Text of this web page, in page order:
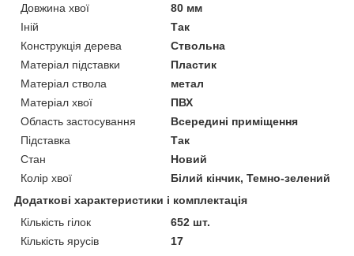
Довжина хвої
80 мм
Іній
Так
Конструкція дерева
Ствольна
Матеріал підставки
Пластик
Матеріал ствола
метал
Матеріал хвої
ПВХ
Область застосування
Всередині приміщення
Підставка
Так
Стан
Новий
Колір хвої
Білий кінчик, Темно-зелений
Додаткові характеристики і комплектація
Кількість гілок
652 шт.
Кількість ярусів
17